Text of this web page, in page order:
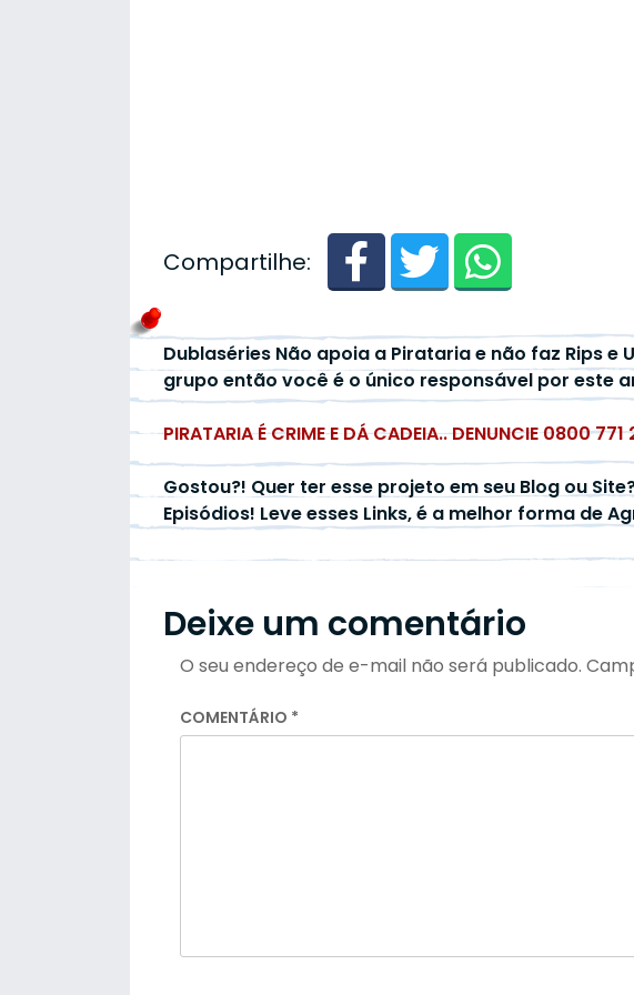
Compartilhe:
Dublaséries Não apoia a Pirataria e não faz Rips e
grupo então você é o único responsável por este
PIRATARIA É CRIME E DÁ CADEIA.. DENUNCIE 0800
Gostou?! Quer ter esse projeto em seu Blog ou
Episódios! Leve esses Links, é a melhor forma de
Deixe um comentário
O seu endereço de e-mail não será publicado.
COMENTÁRIO *